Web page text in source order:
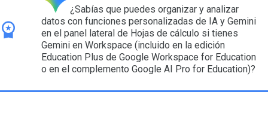
¿Sabías que puedes organizar y analizar
datos con funciones personalizadas de IA y Gemini
en el panel lateral de Hojas de cálculo si tienes
Gemini en Workspace (incluido en la edición
Education Plus de Google Workspace for Education
o en el complemento Google AI Pro for Education)?